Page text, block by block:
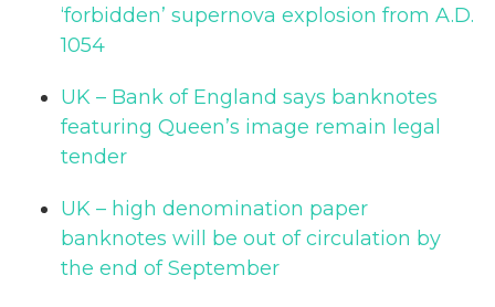
‘forbidden’ supernova explosion from A.D.
1054
UK – Bank of England says banknotes
featuring Queen’s image remain legal
tender
UK – high denomination paper
banknotes will be out of circulation by
the end of September